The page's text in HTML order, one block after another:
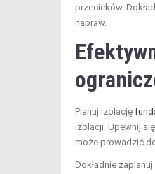
przecieków.
napraw.
Planuj izolację
izolacji. Upewnij
może prowadzić
Dokładnie